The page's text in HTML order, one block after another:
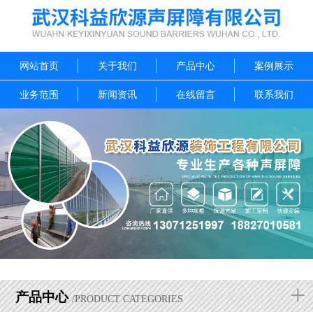
网站首页 关于我们 产品中心 案例展示
业务范围 新闻资讯 在线留言 联系我们
产品中心 /PRODUCT CATEGORIES +